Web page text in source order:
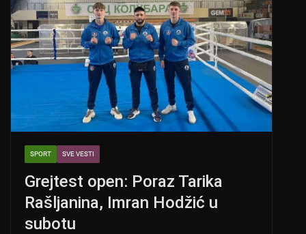
SPORT SVE VESTI
Grejtest open: Poraz Tarika
Rašljanina, Imran Hodžić u
subotu